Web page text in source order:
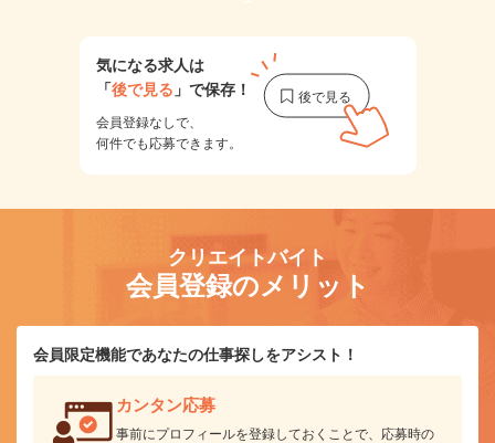
気になる求人は
「後で見る 」で保存！
会員登録なしで、
何件でも応募できます。
クリエイトバイト
会員登録のメリット
会員限定機能であなたの仕事探しをアシスト！
カンタン応募
事前にプロフィールを登録しておくことで、応募時の